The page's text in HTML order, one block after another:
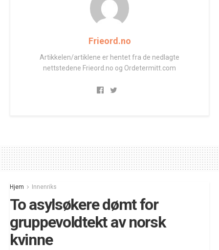
Frieord.no
Artikkelen/artiklene er hentet fra de nedlagte
nettstedene Frieord.no og Ordetermitt.com
Hjem Innenriks
To asylsøkere dømt for
gruppevoldtekt av norsk
kvinne